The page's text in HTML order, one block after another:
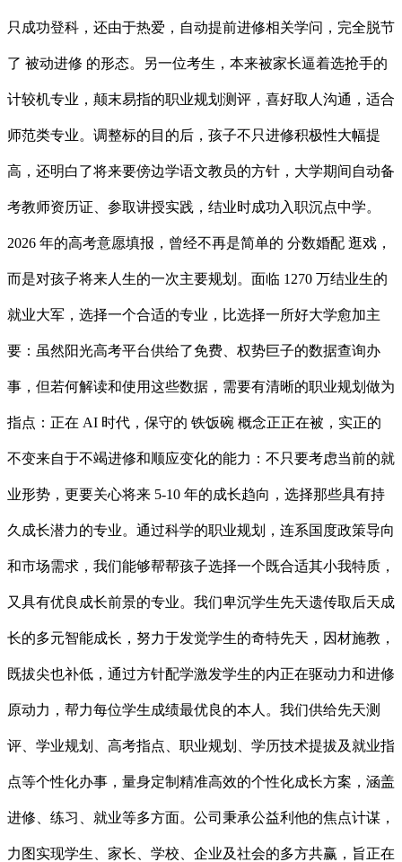
只成功登科，还由于热爱，自动提前进修相关学问，完全脱节
了 被动进修 的形态。另一位考生，本来被家长逼着选抢手的
计较机专业，颠末易指的职业规划测评，喜好取人沟通，适合
师范类专业。调整标的目的后，孩子不只进修积极性大幅提
高，还明白了将来要傍边学语文教员的方针，大学期间自动备
考教师资历证、参取讲授实践，结业时成功入职沉点中学。
2026 年的高考意愿填报，曾经不再是简单的 分数婚配 逛戏，
而是对孩子将来人生的一次主要规划。面临 1270 万结业生的
就业大军，选择一个合适的专业，比选择一所好大学愈加主
要：虽然阳光高考平台供给了免费、权势巨子的数据查询办
事，但若何解读和使用这些数据，需要有清晰的职业规划做为
指点：正在 AI 时代，保守的 铁饭碗 概念正正在被，实正的
不变来自于不竭进修和顺应变化的能力：不只要考虑当前的就
业形势，更要关心将来 5-10 年的成长趋向，选择那些具有持
久成长潜力的专业。通过科学的职业规划，连系国度政策导向
和市场需求，我们能够帮帮孩子选择一个既合适其小我特质，
又具有优良成长前景的专业。我们卑沉学生先天遗传取后天成
长的多元智能成长，努力于发觉学生的奇特先天，因材施教，
既拔尖也补低，通过方针配学激发学生的内正在驱动力和进修
原动力，帮力每位学生成绩最优良的本人。我们供给先天测
评、学业规划、高考指点、职业规划、学历技术提拔及就业指
点等个性化办事，量身定制精准高效的个性化成长方案，涵盖
进修、练习、就业等多方面。公司秉承公益利他的焦点计谋，
力图实现学生、家长、学校、企业及社会的多方共赢，旨正在